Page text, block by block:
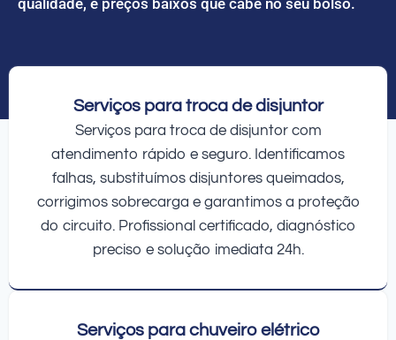
Serviços para troca de disjuntor
Serviços para troca de disjuntor com
atendimento rápido e seguro. Identificamos
falhas, substituímos disjuntores queimados,
corrigimos sobrecarga e garantimos a proteção
do circuito. Profissional certificado, diagnóstico
preciso e solução imediata 24h.
Serviços para chuveiro elétrico